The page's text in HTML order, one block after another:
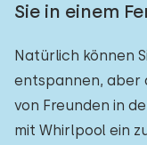
Sie in einem
Natürlich können
entspannen, aber
von Freunden in
mit Whirlpool ein